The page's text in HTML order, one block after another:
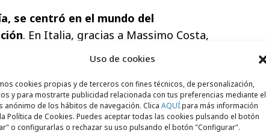
Uso de cookies
cookies propias y de terceros con fines técnicos, de personalización,
y para mostrarte publicidad relacionada con tus preferencias mediante el
anónimo de los hábitos de navegación. Clica AQUÍpara más información
Política de Cookies. Puedes aceptar todas las cookies pulsando el botón
o configurarlas o rechazar su uso pulsando el botón "Configurar".
se centró en el mundo del
. En Italia, gracias a Massimo Costa,
CDO; después se unió a
directora Digital y CRM, y a Young
aterriza en España –país en el que ya
en la que estudiaba un MBA en IE